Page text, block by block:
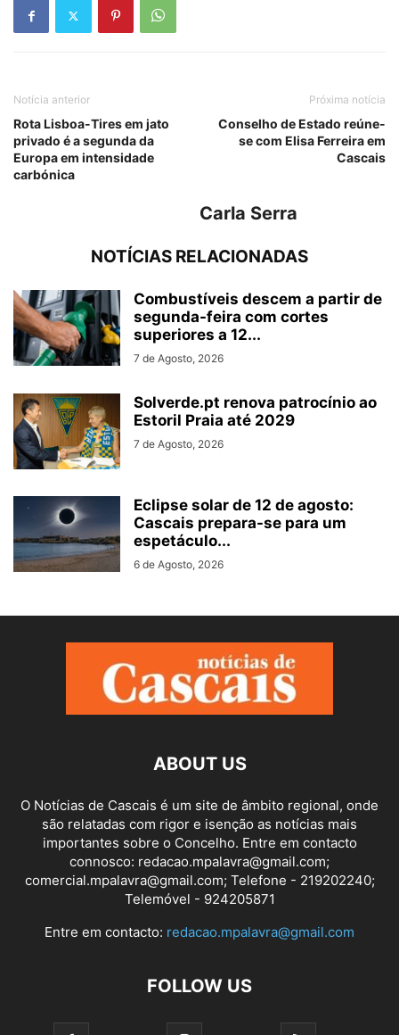
Notícia anterior
Rota Lisboa-Tires em jato
privado é a segunda da
Europa em intensidade
carbónica
Próxima notícia
Conselho de Estado reúne-
se com Elisa Ferreira em
Cascais
Carla Serra
NOTÍCIAS RELACIONADAS
Combustíveis descem a partir de
segunda-feira com cortes
superiores a 12...
7 de Agosto, 2026
Solverde.pt renova patrocínio ao
Estoril Praia até 2029
7 de Agosto, 2026
Eclipse solar de 12 de agosto:
Cascais prepara-se para um
espetáculo...
6 de Agosto, 2026
ABOUT US
O Notícias de Cascais é um site de âmbito regional, onde
são relatadas com rigor e isenção as notícias mais
importantes sobre o Concelho. Entre em contacto
connosco: redacao.mpalavra@gmail.com;
comercial.mpalavra@gmail.com; Telefone - 219202240;
Telemóvel - 924205871
Entre em contacto: redacao.mpalavra@gmail.com
FOLLOW US